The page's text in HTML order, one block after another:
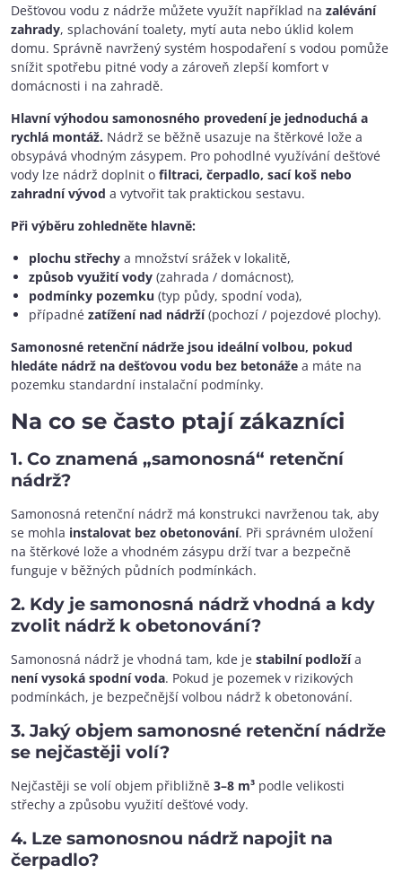
Dešťovou vodu z nádrže můžete využít například na zalévání
zahrady, splachování toalety, mytí auta nebo úklid kolem
domu. Správně navržený systém hospodaření s vodou pomůže
snížit spotřebu pitné vody a zároveň zlepší komfort v
domácnosti i na zahradě.
Hlavní výhodou samonosného provedení je jednoduchá a
rychlá montáž. Nádrž se běžně usazuje na štěrkové lože a
obsypává vhodným zásypem. Pro pohodlné využívání dešťové
vody lze nádrž doplnit o filtraci, čerpadlo, sací koš nebo
zahradní vývod a vytvořit tak praktickou sestavu.
Při výběru zohledněte hlavně:
plochu střechy a množství srážek v lokalitě,
způsob využití vody (zahrada / domácnost),
podmínky pozemku (typ půdy, spodní voda),
případné zatížení nad nádrží(pochozí / pojezdové plochy).
Samonosné retenční nádrže jsou ideální volbou, pokud
hledáte nádrž na dešťovou vodu bez betonáže a máte na
pozemku standardní instalační podmínky.
Na co se často ptají zákazníci
1. Co znamená „samonosná“ retenční
nádrž?
Samonosná retenční nádrž má konstrukci navrženou tak, aby
se mohla instalovat bez obetonování. Při správném uložení
na štěrkové lože a vhodném zásypu drží tvar a bezpečně
funguje v běžných půdních podmínkách.
2. Kdy je samonosná nádrž vhodná a kdy
zvolit nádrž k obetonování?
Samonosná nádrž je vhodná tam, kde je stabilní podložía
není vysoká spodní voda. Pokud je pozemek v rizikových
podmínkách, je bezpečnější volbou nádrž k obetonování.
3. Jaký objem samonosné retenční nádrže
se nejčastěji volí?
Nejčastěji se volí objem přibližně 3–8 m³ podle velikosti
střechy a způsobu využití dešťové vody.
4. Lze samonosnou nádrž napojit na
čerpadlo?